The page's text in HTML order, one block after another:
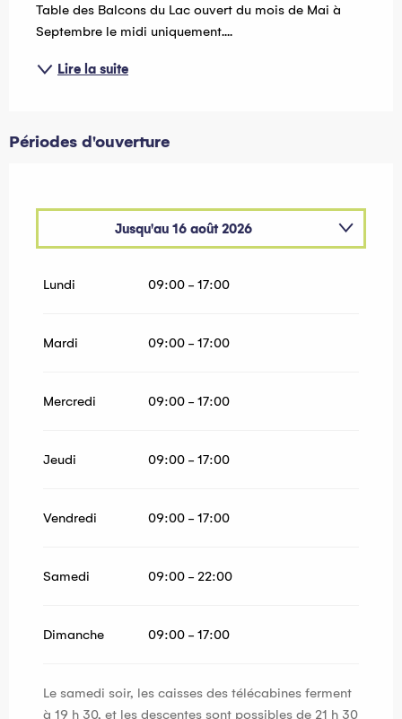
Table des Balcons du Lac ouvert du mois de Mai à
Septembre le midi uniquement....
Lire la suite
Périodes d'ouverture
Jusqu'au16 août 2026
Lundi 09:00 - 17:00
Mardi 09:00 - 17:00
Mercredi 09:00 - 17:00
Jeudi 09:00 - 17:00
Vendredi 09:00 - 17:00
Samedi 09:00 - 22:00
Dimanche 09:00 - 17:00
Le samedi soir, les caisses des télécabines ferment
à 19 h 30, et les descentes sont possibles de 21 h 30